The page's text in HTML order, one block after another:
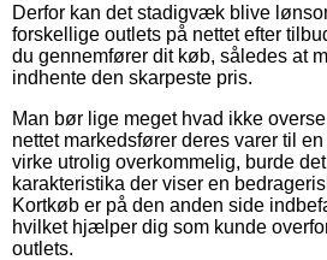
Derfor kan det stadigvæk blive
forskellige outlets på nettet efter
du gennemfører dit køb, således at
indhente den skarpeste pris.
Man bør lige meget hvad ikke
nettet markedsfører deres varer til
virke utrolig overkommelig, burde
karakteristika der viser en
Kortkøb er på den anden side
hvilket hjælper dig som kunde
outlets.